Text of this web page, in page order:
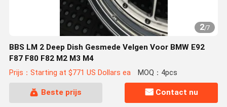
2/7
BBS LM 2 Deep Dish Gesmede Velgen Voor BMW E92
F87 F80 F82 M2 M3 M4
Prijs：Starting at $771 US Dollars ea MOQ：4pcs
Beste prijs Contact nu